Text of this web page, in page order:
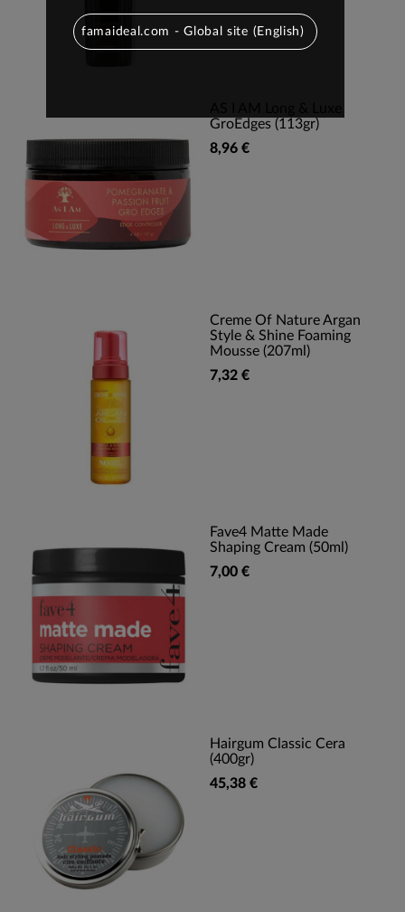
GroEdges (113gr)
8,96 €
Creme Of Nature Argan
Style & Shine Foaming
Mousse (207ml)
7,32 €
Fave4 Matte Made
Shaping Cream (50ml)
7,00 €
Hairgum Classic Cera
(400gr)
45,38 €
famaideal.com - Global site (English)